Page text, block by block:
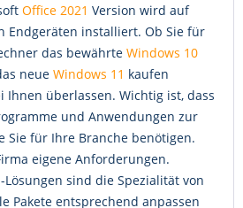
Office 2021 Version wird auf
Endgeräten installiert. Ob Sie für
das bewährte Windows 10
neue Windows 11 kaufen
Ihnen überlassen. Wichtig ist, dass
und Anwendungen zur
Sie für Ihre Branche benötigen.
eigene Anforderungen.
sind die Spezialität von
Pakete entsprechend anpassen